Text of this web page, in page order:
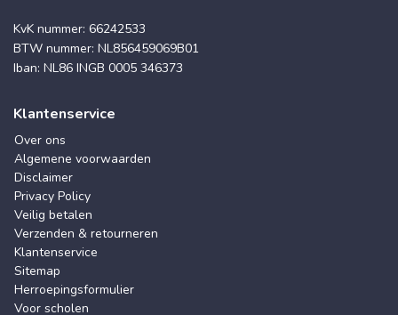
KvK nummer: 66242533
BTW nummer: NL856459069B01
Iban: NL86 INGB 0005 346373
Klantenservice
Over ons
Algemene voorwaarden
Disclaimer
Privacy Policy
Veilig betalen
Verzenden & retourneren
Klantenservice
Sitemap
Herroepingsformulier
Voor scholen